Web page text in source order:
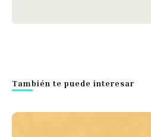
También te puede interesar